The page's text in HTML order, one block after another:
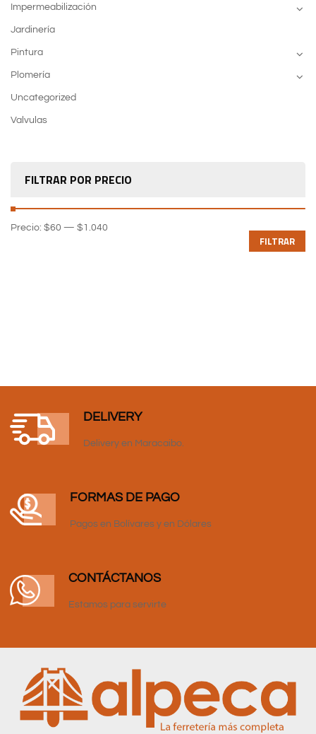
Impermeabilización
Jardinería
Pintura
Plomería
Uncategorized
Valvulas
FILTRAR POR PRECIO
FILTRAR
Precio: $60 — $1.040
DELIVERY
Delivery en Maracaibo.
FORMAS DE PAGO
Pagos en Bolívares y en Dólares
CONTÁCTANOS
Estamos para servirte